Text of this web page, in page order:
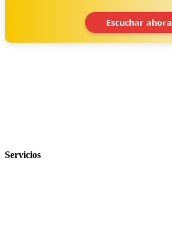
Escuchar ahora
Servicios